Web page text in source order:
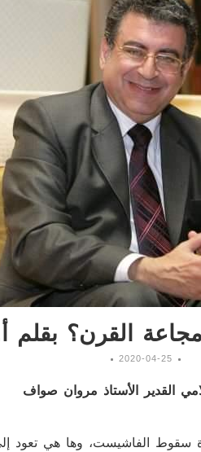
القرن؟
2020-04-25
القدير الأستاذ مروان صواف
سقوط الفاشيست، وها هي تعود